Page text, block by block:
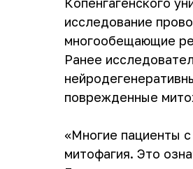
исследование
многообещающие
Ранее
поврежденные
«Многие пациенты
митофагия. Это